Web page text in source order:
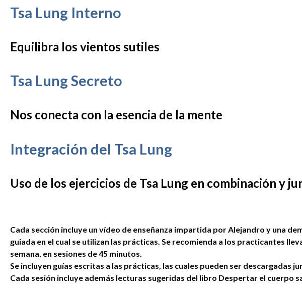
Tsa Lung Interno
Equilibra los vientos sutiles
Tsa Lung Secreto
Nos conecta con la esencia de la mente
Integración del Tsa Lung
Uso de los ejercicios de Tsa Lung en combinación y
Cada sección incluye un vídeo de enseñanza impartida por Alejandro y una
guiada en el cual se utilizan las prácticas. Se recomienda a los practicantes
semana, en sesiones de 45 minutos.
Se incluyen guías escritas a las prácticas, las cuales pueden ser descargadas
Cada sesión incluye además lecturas sugeridas del libro Despertar el cuerpo